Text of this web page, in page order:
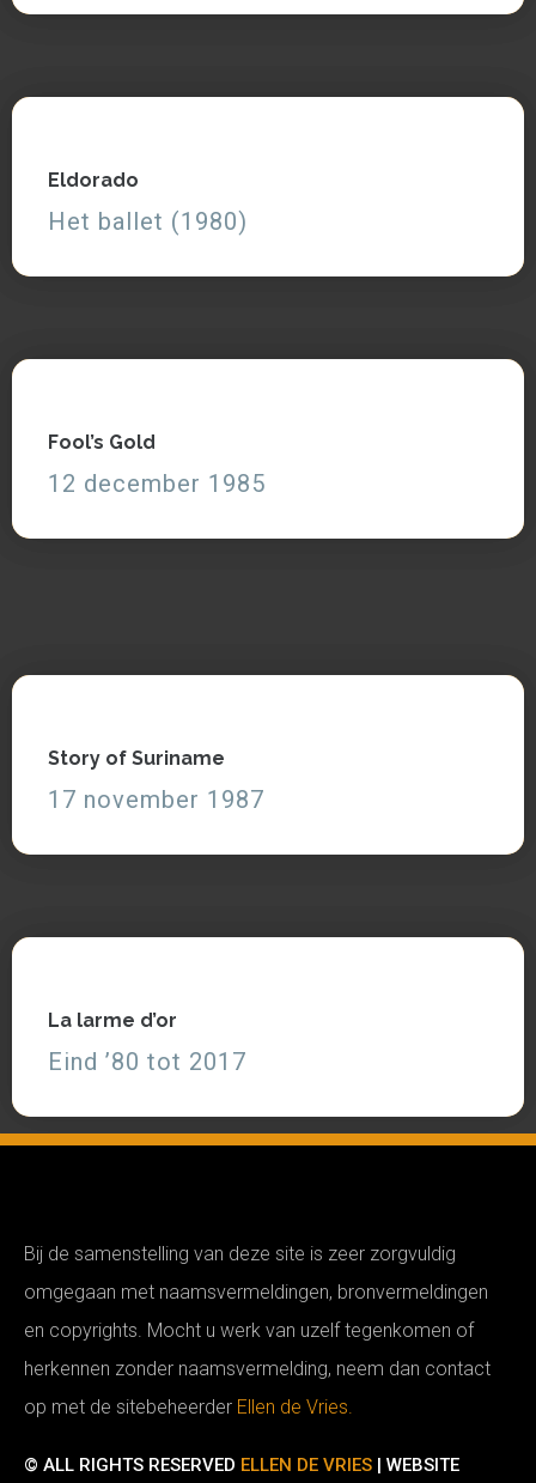
Eldorado
Het ballet (1980)
Zie, lees en luister
Fool’s Gold
12 december 1985
Story of Suriname
17 november 1987
La larme d’or
Eind ’80 tot 2017
Bij de samenstelling van deze site is zeer zorgvuldig
omgegaan met naamsvermeldingen, bronvermeldingen
en copyrights. Mocht u werk van uzelf tegenkomen of
herkennen zonder naamsvermelding, neem dan contact
op met de sitebeheerder Ellen de Vries.
© ALL RIGHTS RESERVED ELLEN DE VRIES | WEBSITE